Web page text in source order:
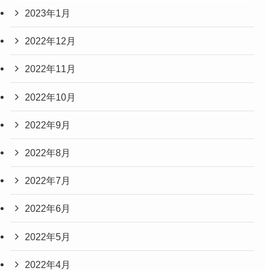
2023年1月
2022年12月
2022年11月
2022年10月
2022年9月
2022年8月
2022年7月
2022年6月
2022年5月
2022年4月